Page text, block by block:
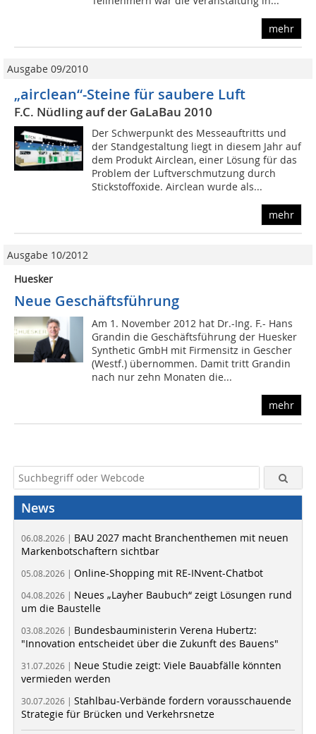
mehr
Ausgabe 09/2010
„airclean“-Steine für saubere Luft
F.C. Nüdling auf der GaLaBau 2010
Der Schwerpunkt des Messeauftritts und
der Standgestaltung liegt in diesem Jahr auf
dem Produkt Airclean, einer Lösung für das
Problem der Luftverschmutzung durch
Stickstoffoxide. Airclean wurde als...
mehr
Ausgabe 10/2012
Huesker
Neue Geschäftsführung
Am 1. November 2012 hat Dr.-Ing. F.- Hans
Grandin die Geschäftsführung der Huesker
Synthetic GmbH mit Firmensitz in Gescher
(Westf.) übernommen. Damit tritt Grandin
nach nur zehn Monaten die...
mehr
News
06.08.2026 | BAU 2027 macht Branchenthemen mit neuen
Markenbotschaftern sichtbar
05.08.2026 | Online-Shopping mit RE-INvent-Chatbot
04.08.2026 | Neues „Layher Baubuch“ zeigt Lösungen rund
um die Baustelle
03.08.2026 | Bundesbauministerin Verena Hubertz:
"Innovation entscheidet über die Zukunft des Bauens"
31.07.2026 | Neue Studie zeigt: Viele Bauabfälle könnten
vermieden werden
30.07.2026 | Stahlbau-Verbände fordern vorausschauende
Strategie für Brücken und Verkehrsnetze